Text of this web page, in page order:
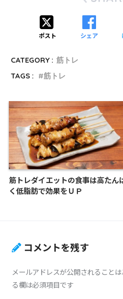
ポスト シェア
CATEGORY : 筋トレ
TAGS :
筋トレ
筋トレダイエットの食事は高たん
く低脂肪で効果をＵＰ
コメントを残す
メールアドレスが公開されることは
る欄は必須項目です